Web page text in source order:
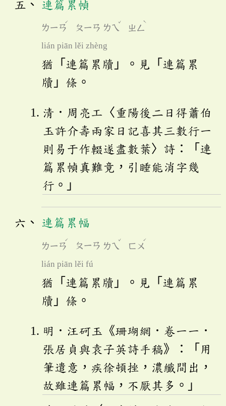
連篇累幀
ㄌㄧㄢ
ˊ
ㄆㄧㄢ ㄌㄟ
ˇ
ㄓㄥ
ˋ
lián piān lěi zhèng
猶「連篇累牘」。見「連篇累
牘」條。
清．周亮工〈重陽後二日得蕭伯
玉許介壽兩家日記喜其三數行一
則易于作輟遂盡數葉〉詩：「連
篇累幀真難竟，引睡能消字幾
行。」
連篇累幅
ㄌㄧㄢ
ˊ
ㄆㄧㄢ ㄌㄟ
ˇ
ㄈㄨ
ˊ
lián piān lěi fú
猶「連篇累牘」。見「連篇累
牘」條。
明．汪砢玉《珊瑚網．卷一一．
張居貞與袁子英詩手稿》：「用
筆遣意，疾徐頓挫，濃纖間出，
故雖連篇累幅，不厭其多。」